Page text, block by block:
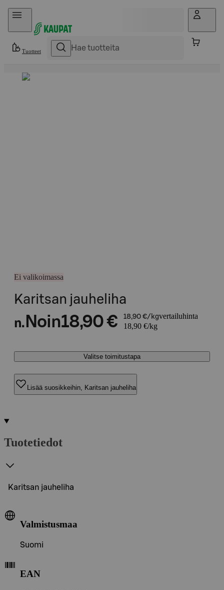
Hyppää sisältöön
Tuotteet
Ei valikoimassa
Karitsan jauheliha
n. Noin18,90 € 18,90 €/kgvertailuhinta
18,90 €/kg
Valitse toimitustapa
Lisää suosikkeihin, Karitsan jauheliha
Tuotetiedot
Karitsan jauheliha
Valmistusmaa
Suomi
EAN